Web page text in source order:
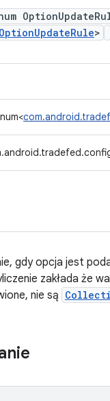
OptionUpdateRule>
gdy opcja jest
zakłada że
nie są